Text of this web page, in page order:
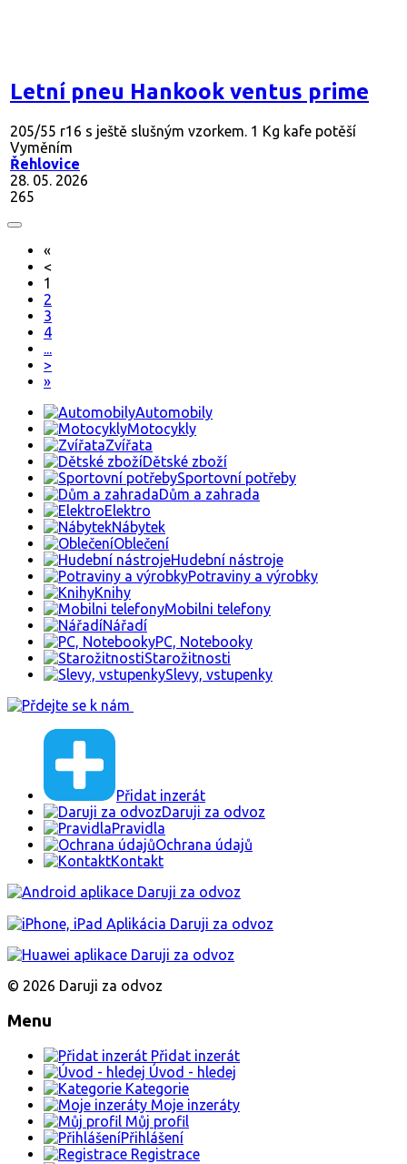
Letní pneu Hankook ventus prime
205/55 r16 s ještě slušným vzorkem. 1 Kg kafe potěší
Vyměním
Řehlovice
28. 05. 2026
265
«
<
1
2
3
4
...
>
»
Automobily
Motocykly
Zvířata
Dětské zboží
Sportovní potřeby
Dům a zahrada
Elektro
Nábytek
Oblečení
Hudební nástroje
Potraviny a výrobky
Knihy
Mobilni telefony
Nářadí
PC, Notebooky
Starožitnosti
Slevy, vstupenky
Přidat inzerát
Daruji za odvoz
Pravidla
Ochrana údajů
Kontakt
© 2026 Daruji za odvoz
Menu
Přidat inzerát
Úvod - hledej
Kategorie
Moje inzeráty
Můj profil
Přihlášení
Registrace